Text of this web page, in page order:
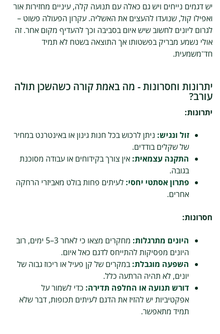
יש דגמים נייחים ויש גם כאלה עם תנועה קלה, עיניים מחזירות אור
ואפילו קול, שנועדו להעצים את האשליה. עקרון הפעולה פשוט –
לגרום ליונים לחשוב שיש איום בסביבה וכך להעדיף מקום אחר. זה
אולי נשמע מבריק בפשטותו אך התוצאה בשטח לא תמיד
חד־משמעית.
יתרונות וחסרונות - מה באמת קורה כשהשכן תולה
עורב?
יתרונות:
זול ונגיש: ניתן לרכוש בכל חנות גינון או באינטרנט במחיר
של שקלים בודדים.
התקנה עצמאית: אין צורך בקידוחים או עבודה מסוכנת
בגובה.
פתרון אסתטי יחסי: לעיתים פחות בולט מאביזרי הרחקה
אחרים.
חסרונות:
היונים מתרגלות:
מחקרים מצאו כי לאחר 3–5 ימים, רוב
היונים מפסיקות להתייחס לדגם כאל איום.
השפעה מוגבלת: במקרים של קן פעיל או ריכוז גבוה של
יונים, לא תהיה הרתעה כלל.
דורש תנועה או החלפה תדירה: כדי לשמור על
אפקטיביות יש להזיז את הדגם לעיתים תכופות, דבר שלא
תמיד מתאפשר.